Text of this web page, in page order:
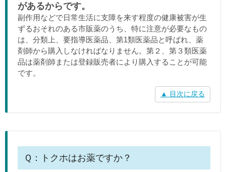
があるからです。
副作用などで日常生活に支障を来す程度の健康被害が生
ずるおそれのある市販薬のうち、特に注意が必要なもの
は、分類上、要指導医薬品、第1類医薬品と呼ばれ、薬
剤師から購入しなければなりません。第２、第３類医薬
品は薬剤師または登録販売者により購入することが可能
です。
▲ 目次に戻る
Ｑ：トクホはお薬ですか？